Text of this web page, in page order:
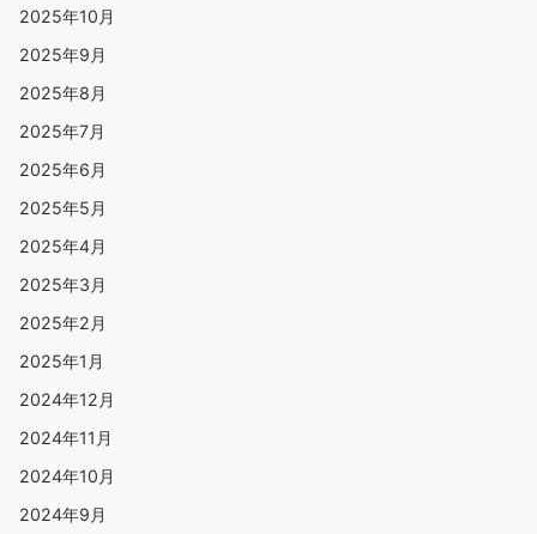
2025年10月
2025年9月
2025年8月
2025年7月
2025年6月
2025年5月
2025年4月
2025年3月
2025年2月
2025年1月
2024年12月
2024年11月
2024年10月
2024年9月